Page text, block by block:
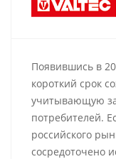
Появившись в
короткий срок
учитывающую
потребителей.
российского
сосредоточено